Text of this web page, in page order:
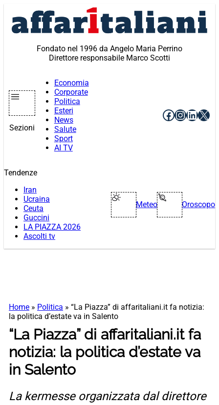
contenuto
Fondato nel 1996 da Angelo Maria Perrino
Direttore responsabile Marco Scotti
Sezioni
Economia
Corporate
Politica
Esteri
News
Salute
Sport
AI TV
Facebook
X
Tendenze
Iran
Ucraina
Ceuta
Guccini
LA PIAZZA 2026
Ascolti tv
Meteo Oroscopo
Home » Politica » “La Piazza” di affaritaliani.it fa notizia:
la politica d’estate va in Salento
“La Piazza” di affaritaliani.it fa
notizia: la politica d’estate va
in Salento
La kermesse organizzata dal direttore